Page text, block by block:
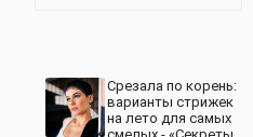
Срезала по корень:
варианты стрижек
на лето для самых